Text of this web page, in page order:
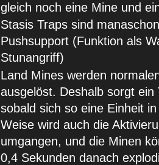
gleich noch eine Mine und
Stasis Traps sind
Pushsupport (Funktion als
Stunangriff)
Land Mines werden
ausgelöst. Deshalb sorgt
sobald sich so eine Einheit
Weise wird auch die
umgangen, und die Minen
0,4 Sekunden danach